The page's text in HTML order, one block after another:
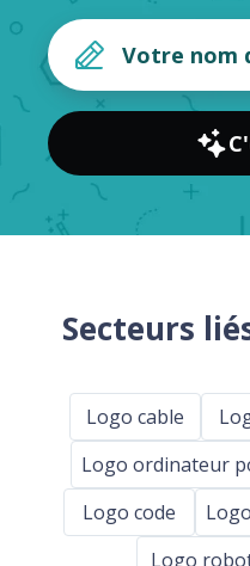
Secteurs
Logo cable
Logo ordinateur
Logo code
Logo